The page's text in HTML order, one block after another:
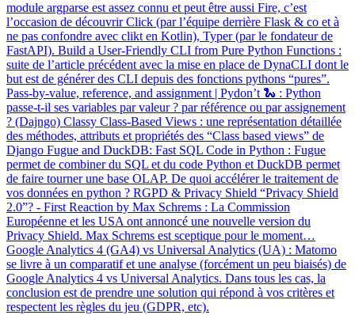
module argparse est assez connu et peut être aussi Fire, c’est
l’occasion de découvrir Click (par l’équipe derrière Flask & co et à
ne pas confondre avec clikt en Kotlin), Typer (par le fondateur de
FastAPI). Build a User-Friendly CLI from Pure Python Functions :
suite de l’article précédent avec la mise en place de DynaCLI dont le
but est de générer des CLI depuis des fonctions pythons “pures”.
Pass-by-value, reference, and assignment | Pydon’t 🐍 : Python
passe-t-il ses variables par valeur ? par référence ou par assignement
? (Dajngo) Classy Class-Based Views : une représentation détaillée
des méthodes, attributs et propriétés des “Class based views” de
Django Fugue and DuckDB: Fast SQL Code in Python : Fugue
permet de combiner du SQL et du code Python et DuckDB permet
de faire tourner une base OLAP. De quoi accélérer le traitement de
vos données en python ? RGPD & Privacy Shield “Privacy Shield
2.0”? - First Reaction by Max Schrems : La Commission
Européenne et les USA ont annoncé une nouvelle version du
Privacy Shield. Max Schrems est sceptique pour le moment…
Google Analytics 4 (GA4) vs Universal Analytics (UA) : Matomo
se livre à un comparatif et une analyse (forcément un peu biaisés) de
Google Analytics 4 vs Universal Analytics. Dans tous les cas, la
conclusion est de prendre une solution qui répond à vos critères et
respectent les règles du jeu (GDPR, etc).